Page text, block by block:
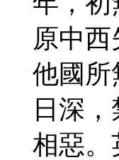
原中
他國所
日深
相惡。